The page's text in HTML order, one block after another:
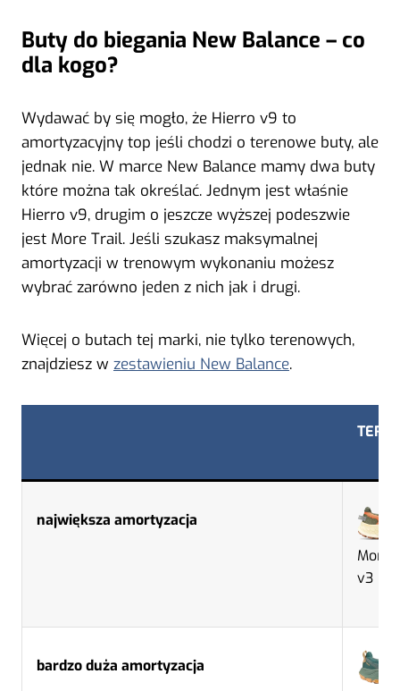
Buty do biegania New Balance – co
dla kogo?
Wydawać by się mogło, że Hierro v9 to
amortyzacyjny top jeśli chodzi o terenowe buty, ale
jednak nie. W marce New Balance mamy dwa buty
które można tak określać. Jednym jest właśnie
Hierro v9, drugim o jeszcze wyższej podeszwie
jest More Trail. Jeśli szukasz maksymalnej
amortyzacji w trenowym wykonaniu możesz
wybrać zarówno jeden z nich jak i drugi.
Więcej o butach tej marki, nie tylko terenowych,
znajdziesz w zestawieniu New Balance.
największa amortyzacja
More
v3
bardzo duża amortyzacja